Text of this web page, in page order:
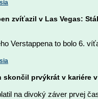
zvíťazil v Las Vegas:
Verstappena to bolo 6.
skončil prvýkrát v kariére
na divoký záver prvej